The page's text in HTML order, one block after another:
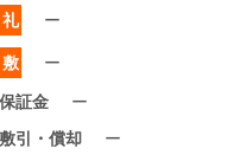
礼 ー
敷 ー
保証金
ー
敷引・償却
ー